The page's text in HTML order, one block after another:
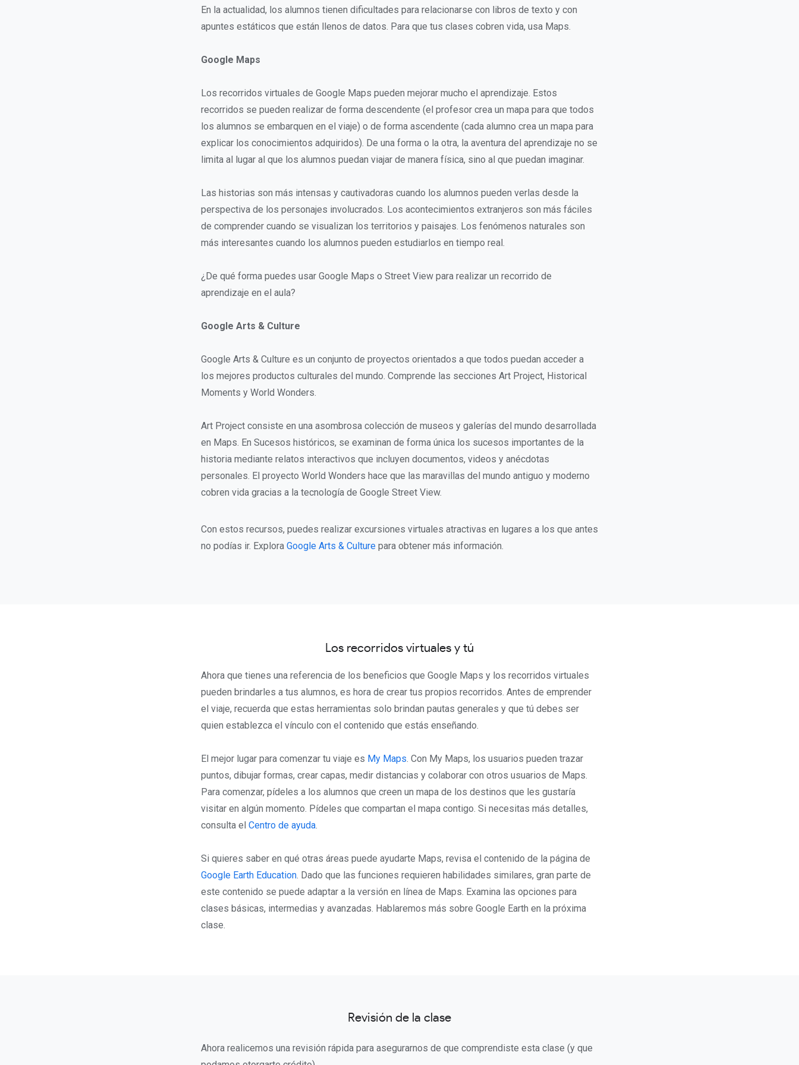
En la actualidad, los alumnos tienen dificultades para relacionarse con libros de texto y con
apuntes estáticos que están llenos de datos. Para que tus clases cobren vida, usa Maps.
Google Maps
Los recorridos virtuales de Google Maps pueden mejorar mucho el aprendizaje. Estos
recorridos se pueden realizar de forma descendente (el profesor crea un mapa para que todos
los alumnos se embarquen en el viaje) o de forma ascendente (cada alumno crea un mapa para
explicar los conocimientos adquiridos). De una forma o la otra, la aventura del aprendizaje no se
limita al lugar al que los alumnos puedan viajar de manera física, sino al que puedan imaginar.
Las historias son más intensas y cautivadoras cuando los alumnos pueden verlas desde la
perspectiva de los personajes involucrados. Los acontecimientos extranjeros son más fáciles
de comprender cuando se visualizan los territorios y paisajes. Los fenómenos naturales son
más interesantes cuando los alumnos pueden estudiarlos en tiempo real.
¿De qué forma puedes usar Google Maps o Street View para realizar un recorrido de
aprendizaje en el aula?
Google Arts & Culture
Google Arts & Culture es un conjunto de proyectos orientados a que todos puedan acceder a
los mejores productos culturales del mundo. Comprende las secciones Art Project, Historical
Moments y World Wonders.
Art Project consiste en una asombrosa colección de museos y galerías del mundo desarrollada
en Maps. En Sucesos históricos, se examinan de forma única los sucesos importantes de la
historia mediante relatos interactivos que incluyen documentos, videos y anécdotas
personales. El proyecto World Wonders hace que las maravillas del mundo antiguo y moderno
cobren vida gracias a la tecnología de Google Street View.
Con estos recursos, puedes realizar excursiones virtuales atractivas en lugares a los que antes
no podías ir. Explora Google Arts & Culture para obtener más información.
Los recorridos virtuales y tú
Ahora que tienes una referencia de los beneficios que Google Maps y los recorridos virtuales
pueden brindarles a tus alumnos, es hora de crear tus propios recorridos. Antes de emprender
el viaje, recuerda que estas herramientas solo brindan pautas generales y que tú debes ser
quien establezca el vínculo con el contenido que estás enseñando.
El mejor lugar para comenzar tu viaje es My Maps. Con My Maps, los usuarios pueden trazar
puntos, dibujar formas, crear capas, medir distancias y colaborar con otros usuarios de Maps.
Para comenzar, pídeles a los alumnos que creen un mapa de los destinos que les gustaría
visitar en algún momento. Pídeles que compartan el mapa contigo. Si necesitas más detalles,
consulta el Centro de ayuda.
Si quieres saber en qué otras áreas puede ayudarte Maps, revisa el contenido de la página de
Google Earth Education. Dado que las funciones requieren habilidades similares, gran parte de
este contenido se puede adaptar a la versión en línea de Maps. Examina las opciones para
clases básicas, intermedias y avanzadas. Hablaremos más sobre Google Earth en la próxima
clase.
Revisión de la clase
Ahora realicemos una revisión rápida para asegurarnos de que comprendiste esta clase (y que